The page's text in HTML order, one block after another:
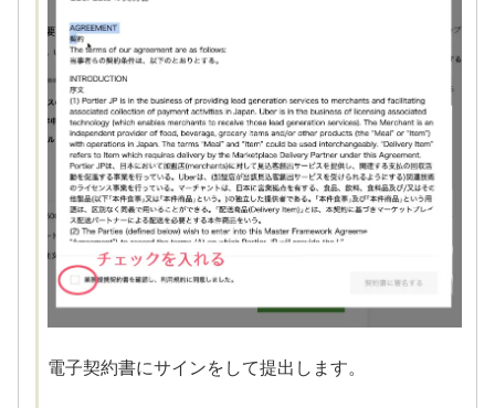
電子契約書にサインをして提出します。